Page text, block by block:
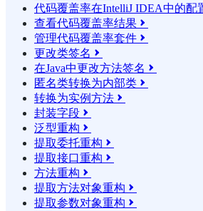
代码覆盖率在IntelliJ IDEA中的配
查看代码覆盖率结果 
管理代码覆盖率套件 
更改类签名 
在Java中更改方法签名 
匿名类转换为内部类 
转换为实例方法 
封装字段 
泛型重构 
提取委托重构 
提取接口重构 
方法重构 
提取方法对象重构 
提取参数对象重构 